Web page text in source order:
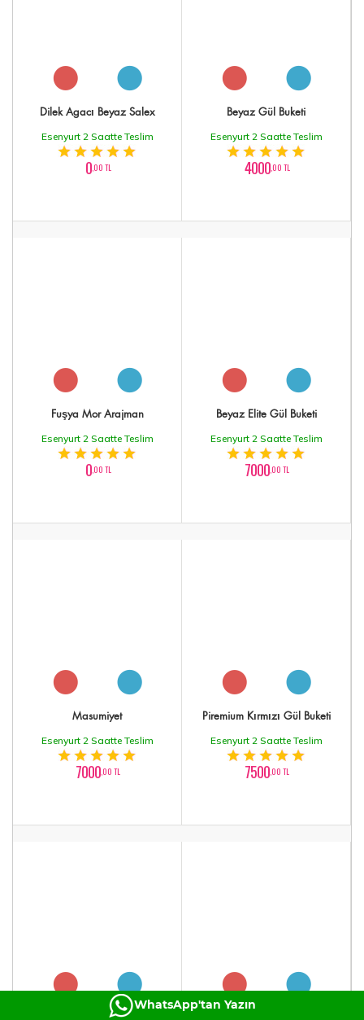
Dilek Agacı Beyaz Salex
Esenyurt 2 Saatte Teslim
0,00 TL
Beyaz Gül Buketi
Esenyurt 2 Saatte Teslim
4000,00 TL
Fuşya Mor Arajman
Esenyurt 2 Saatte Teslim
0,00 TL
Beyaz Elite Gül Buketi
Esenyurt 2 Saatte Teslim
7000,00 TL
Masumiyet
Esenyurt 2 Saatte Teslim
7000,00 TL
Piremium Kırmızı Gül Buketi
Esenyurt 2 Saatte Teslim
7500,00 TL
WhatsApp'tan Yazın